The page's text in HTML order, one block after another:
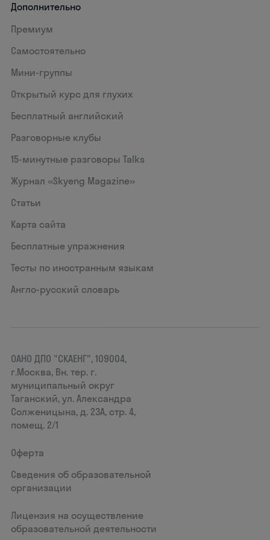
Дополнительно
Премиум
Самостоятельно
Мини-группы
Открытый курс для глухих
Бесплатный английский
Разговорные клубы
15‑минутные разговоры Talks
Журнал «Skyeng Magazine»
Статьи
Карта сайта
Бесплатные упражнения
Тесты по иностранным языкам
Англо-русский словарь
ОАНО ДПО "СКАЕНГ", 109004,
г.Москва, Вн. тер. г.
муниципальный округ
Таганский, ул. Александра
Солженицына, д. 23А, стр. 4,
помещ. 2/1
Оферта
Сведения об образовательной
организации
Лицензия на осуществление
образовательной деятельности